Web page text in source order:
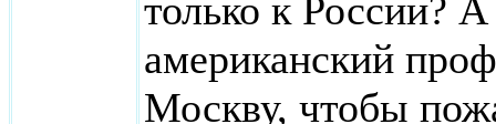
только к России?
американский
Москву, чтобы